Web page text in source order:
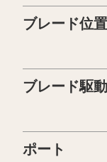
ブレード位
ブレード駆動
ポート